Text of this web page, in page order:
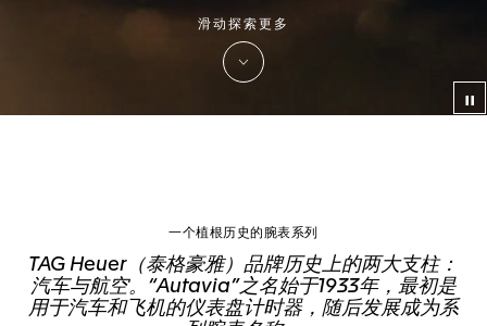
滑动探索更多
一个植根历史的腕表系列
TAG Heuer（泰格豪雅）品牌历史上的两大支柱：
汽车与航空。“Autavia”之名始于1933年，最初是
用于汽车和飞机的仪表盘计时器，随后发展成为系